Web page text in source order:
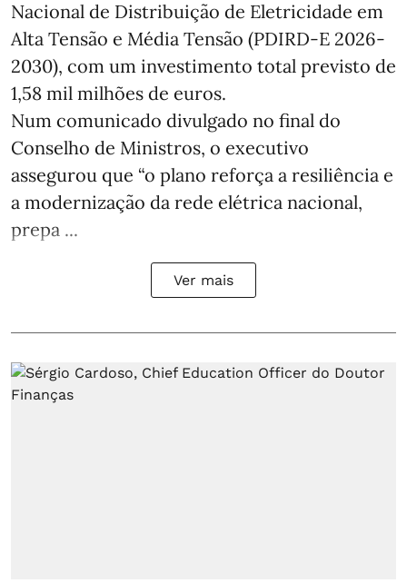
Nacional de Distribuição de Eletricidade em
Alta Tensão e Média Tensão (PDIRD-E 2026-
2030), com um investimento total previsto de
1,58 mil milhões de euros.
Num comunicado divulgado no final do
Conselho de Ministros, o executivo
assegurou que “o plano reforça a resiliência e
a modernização da rede elétrica nacional,
prepa ...
Ver mais